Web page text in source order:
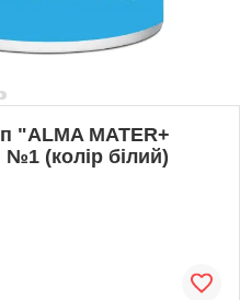
"ALMA MATER+
(колір білий)